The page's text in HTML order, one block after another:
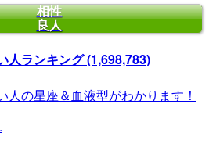
相性
良人
人ランキング(1,698,783)
人の星座＆血液型がわかります！